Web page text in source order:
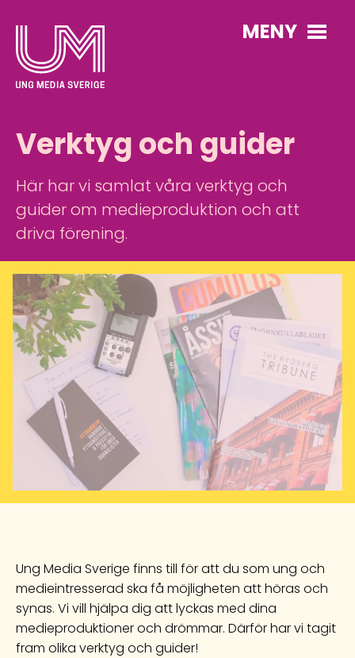
MENY
Verktyg och guider
Här har vi samlat våra verktyg och
guider om medieproduktion och att
driva förening.
Ung Media Sverige finns till för att du som ung och
medieintresserad ska få möjligheten att höras och
synas. Vi vill hjälpa dig att lyckas med dina
medieproduktioner och drömmar. Därför har vi tagit
fram olika verktyg och guider!